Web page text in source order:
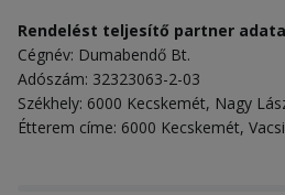
Rendelést teljesítő partner
Cégnév: Dumabendő Bt.
Adószám: 32323063-2-03
Székhely: 6000 Kecskemét, Nagy
Étterem címe: 6000 Kecskemét,